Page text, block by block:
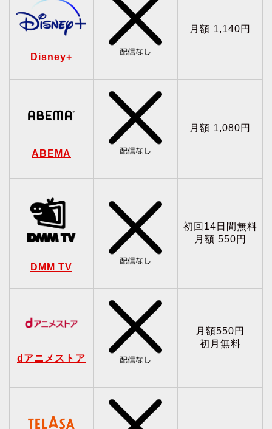
Disney+
月額 1,140円
ABEMA
月額 1,080円
DMM TV
初回14日間無料
月額 550円
dアニメストア
月額550円
初月無料